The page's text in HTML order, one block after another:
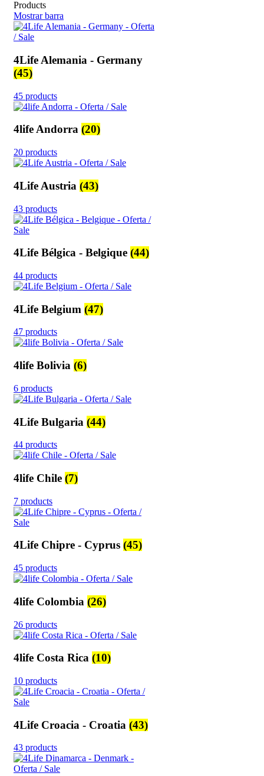
Products
Mostrar barra
4Life Alemania - Germany
(45)
45 products
4life Andorra (20)
20 products
4Life Austria (43)
43 products
4Life Bélgica - Belgique (44)
44 products
4Life Belgium (47)
47 products
4life Bolivia (6)
6 products
4Life Bulgaria (44)
44 products
4life Chile (7)
7 products
4Life Chipre - Cyprus (45)
45 products
4life Colombia (26)
26 products
4life Costa Rica (10)
10 products
4Life Croacia - Croatia (43)
43 products